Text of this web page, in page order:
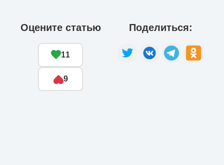
Оцените статью
11
9
Поделиться: